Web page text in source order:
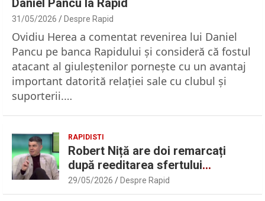
31/05/2026 Despre Rapid
Ovidiu Herea a comentat revenirea lui Daniel
Pancu pe banca Rapidului şi consideră că fostul
atacant al giuleştenilor porneşte cu un avantaj
important datorită relaţiei sale cu clubul şi
suporterii.…
RAPIDISTI
Robert Niță are doi remarcați
după reeditarea sfertului
UEFAntastic: „Lideri în teren” |
Sport.ro
29/05/2026 Despre Rapid